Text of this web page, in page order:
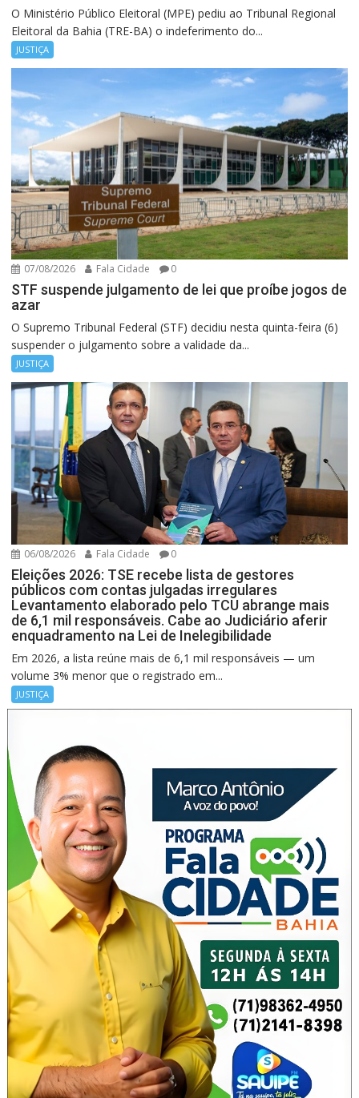
O Ministério Público Eleitoral (MPE) pediu ao Tribunal Regional
Eleitoral da Bahia (TRE-BA) o indeferimento do...
JUSTIÇA
07/08/2026 Fala Cidade 0
STF suspende julgamento de lei que proíbe jogos de
azar
O Supremo Tribunal Federal (STF) decidiu nesta quinta-feira (6)
suspender o julgamento sobre a validade da...
JUSTIÇA
06/08/2026 Fala Cidade 0
Eleições 2026: TSE recebe lista de gestores
públicos com contas julgadas irregulares
Levantamento elaborado pelo TCU abrange mais
de 6,1 mil responsáveis. Cabe ao Judiciário aferir
enquadramento na Lei de Inelegibilidade
Em 2026, a lista reúne mais de 6,1 mil responsáveis — um
volume 3% menor que o registrado em...
JUSTIÇA